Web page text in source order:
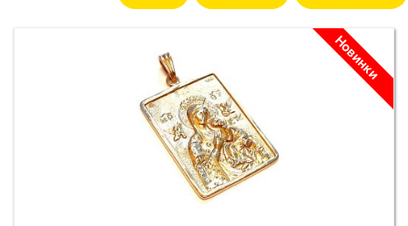
Новинки